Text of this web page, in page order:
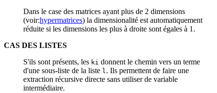
Dans le case des matrices ayant plus de 2 dimensions
(voir:hypermatrices) la dimensionalité est automatiquement
réduite si les dimensions les plus à droite sont égales à 1.
CAS DES LISTES
S'ils sont présents, les ki donnent le chemin vers un terme
d'une sous-liste de la liste l. Ils permettent de faire une
extraction récursive directe sans utiliser de variable
intermédiaire.